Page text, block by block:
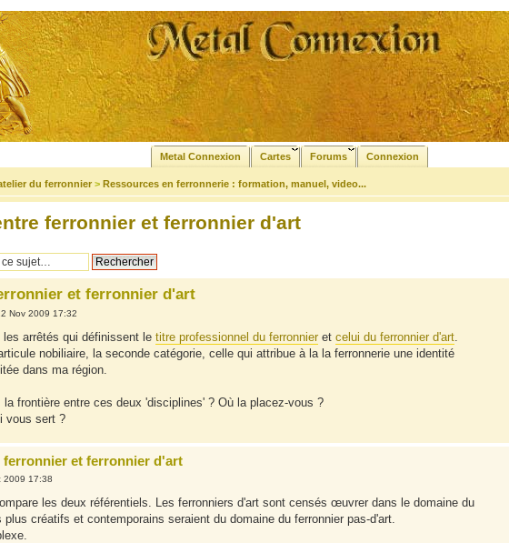
Metal Connexion Cartes Forums Connexion
du ferronnier > Ressources en ferronnerie : formation, manuel, video...
ferronnier et ferronnier d'art
et ferronnier d'art
Nov 2009 17:32
arrêtés qui définissent le titre professionnel du ferronnieret celui du ferronnier d'art.
nobiliaire, la seconde catégorie, celle qui attribue à la la ferronnerie une identité
dans ma région.
frontière entre ces deux 'disciplines' ? Où la placez-vous ?
vous sert ?
ferronnier et ferronnier d'art
2009 17:38
les deux référentiels. Les ferronniers d'art sont censés œuvrer dans le domaine du
créatifs et contemporains seraient du domaine du ferronnier pas-d'art.